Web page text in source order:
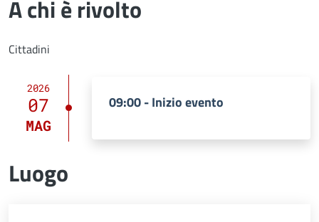
A chi è rivolto
Cittadini
2026
07
MAG
09:00 - Inizio evento
Luogo